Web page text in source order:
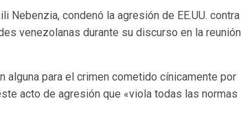
Nebenzia, condenó la agresión de EE.UU. contra
venezolanas durante su discurso en la reunión
alguna para el crimen cometido cínicamente por
acto de agresión que «viola todas las normas